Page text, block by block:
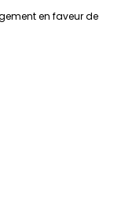
en faveur de